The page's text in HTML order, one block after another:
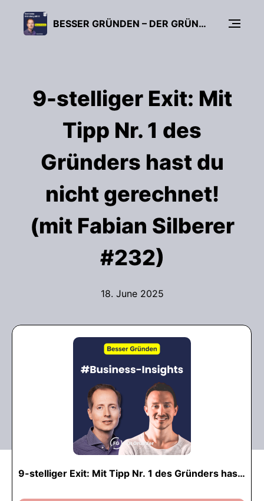
BESSER GRÜNDEN – DER GRÜNDUNGS-PODCAST (FÜR UNTERNEHMER, FREIBERUFLER & START-UPS)
9-stelliger Exit: Mit
Tipp Nr. 1 des
Gründers hast du
nicht gerechnet!
(mit Fabian Silberer
#232)
18. June 2025